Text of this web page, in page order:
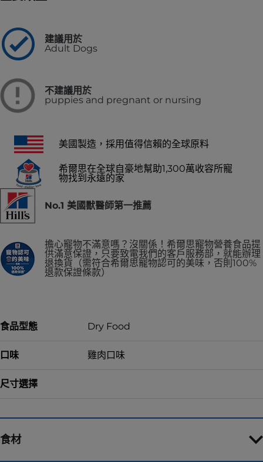
建議用於
Adult Dogs
不建議用於
puppies and pregnant or nursing
美國製造，採用值得信賴的全球原料
希爾思在全球自豪地幫助1,300萬收容所寵
物找到永遠的家
No.1 美國獸醫師第一推薦
擔心寵物不滿意嗎？沒關係！希爾思寵物營養食品提
供滿意保證，只要致電我們的客戶服務部，就能辦理
退換貨（需符合希爾思寵物認可的美味，否則100%
退款保證條款）
食品型態 Dry Food
口味 雞肉口味
尺寸選擇
食材